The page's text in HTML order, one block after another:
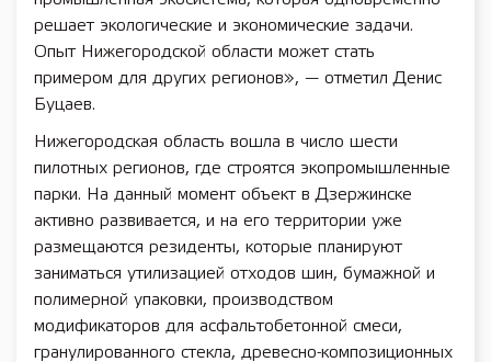
решает экологические и экономические задачи.
Опыт Нижегородской области может стать
примером для других регионов», — отметил Денис
Буцаев.
Нижегородская область вошла в число шести
пилотных регионов, где строятся экопромышленные
парки. На данный момент объект в Дзержинске
активно развивается, и на его территории уже
размещаются резиденты, которые планируют
заниматься утилизацией отходов шин, бумажной и
полимерной упаковки, производством
модификаторов для асфальтобетонной смеси,
гранулированного стекла, древесно-композиционных